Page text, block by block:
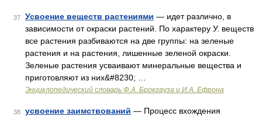
37 Усвоение веществ растениями — идет различно, в
зависимости от окраски растений. По характеру У. веществ
все растения разбиваются на две группы: на зеленые
растения и на растения, лишенные зеленой окраски.
Зеленые растения усваивают минеральные вещества и
приготовляют из них&#8230; …
Энциклопедический словарь Ф.А. Брокгауза и И.А. Ефрона
38 усвоение заимствований — Процесс вхождения